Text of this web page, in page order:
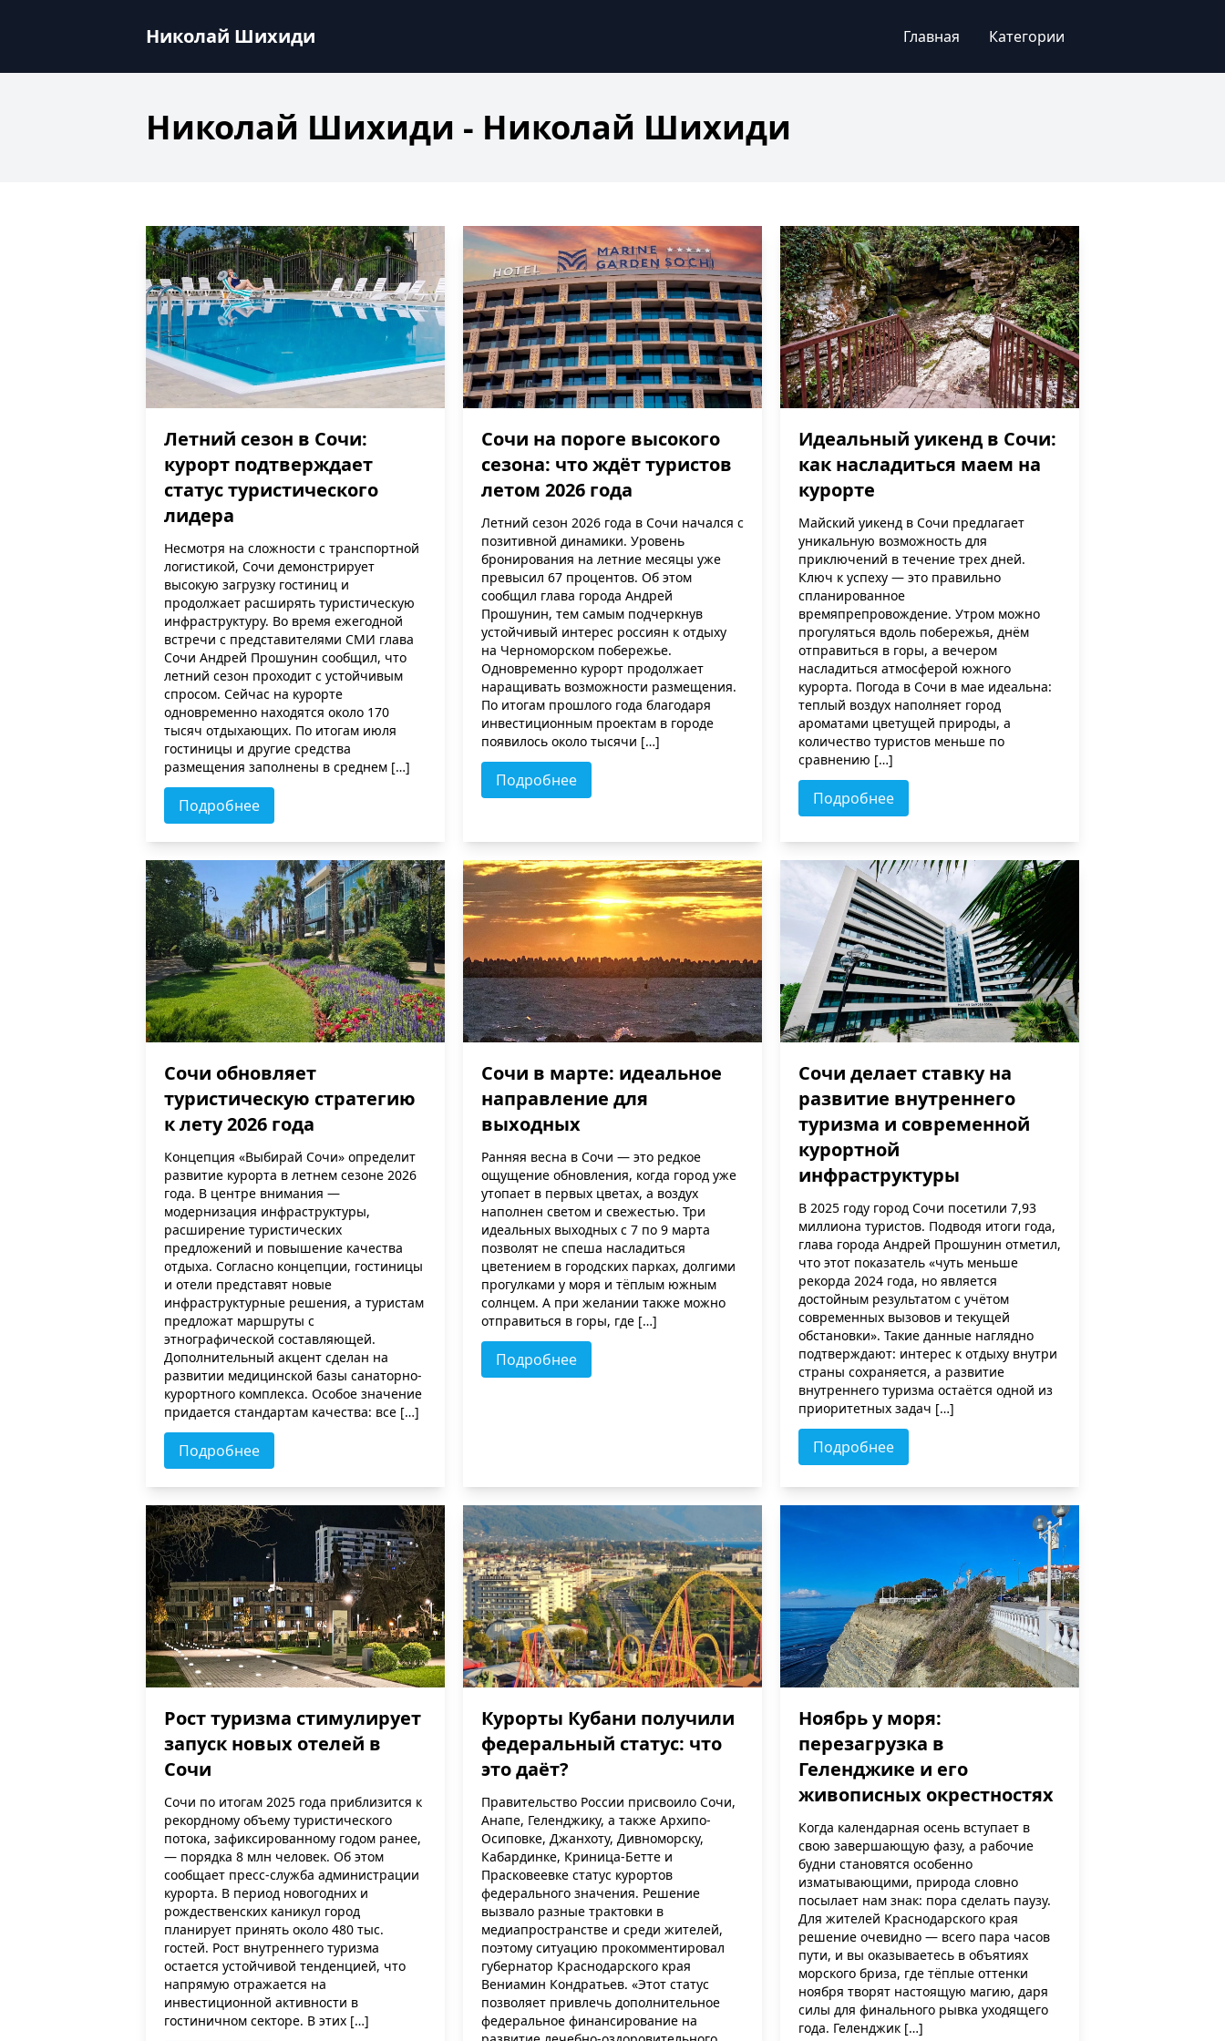
Николай Шихиди Главная Категории
Николай Шихиди - Николай Шихиди
Летний сезон в Сочи:
курорт подтверждает
статус туристического
лидера
Несмотря на сложности с транспортной
логистикой, Сочи демонстрирует
высокую загрузку гостиниц и
продолжает расширять туристическую
инфраструктуру. Во время ежегодной
встречи с представителями СМИ глава
Сочи Андрей Прошунин сообщил, что
летний сезон проходит с устойчивым
спросом. Сейчас на курорте
одновременно находятся около 170
тысяч отдыхающих. По итогам июля
гостиницы и другие средства
размещения заполнены в среднем […]
Подробнее
Сочи на пороге высокого
сезона: что ждёт туристов
летом 2026 года
Летний сезон 2026 года в Сочи начался с
позитивной динамики. Уровень
бронирования на летние месяцы уже
превысил 67 процентов. Об этом
сообщил глава города Андрей
Прошунин, тем самым подчеркнув
устойчивый интерес россиян к отдыху
на Черноморском побережье.
Одновременно курорт продолжает
наращивать возможности размещения.
По итогам прошлого года благодаря
инвестиционным проектам в городе
появилось около тысячи […]
Подробнее
Идеальный уикенд в Сочи:
как насладиться маем на
курорте
Майский уикенд в Сочи предлагает
уникальную возможность для
приключений в течение трех дней.
Ключ к успеху — это правильно
спланированное
времяпрепровождение. Утром можно
прогуляться вдоль побережья, днём
отправиться в горы, а вечером
насладиться атмосферой южного
курорта. Погода в Сочи в мае идеальна:
теплый воздух наполняет город
ароматами цветущей природы, а
количество туристов меньше по
сравнению […]
Подробнее
Сочи обновляет
туристическую стратегию
к лету 2026 года
Концепция «Выбирай Сочи» определит
развитие курорта в летнем сезоне 2026
года. В центре внимания —
модернизация инфраструктуры,
расширение туристических
предложений и повышение качества
отдыха. Согласно концепции, гостиницы
и отели представят новые
инфраструктурные решения, а туристам
предложат маршруты с
этнографической составляющей.
Дополнительный акцент сделан на
развитии медицинской базы санаторно-
курортного комплекса. Особое значение
придается стандартам качества: все […]
Подробнее
Сочи в марте: идеальное
направление для
выходных
Ранняя весна в Сочи — это редкое
ощущение обновления, когда город уже
утопает в первых цветах, а воздух
наполнен светом и свежестью. Три
идеальных выходных с 7 по 9 марта
позволят не спеша насладиться
цветением в городских парках, долгими
прогулками у моря и тёплым южным
солнцем. А при желании также можно
отправиться в горы, где […]
Подробнее
Сочи делает ставку на
развитие внутреннего
туризма и современной
курортной
инфраструктуры
В 2025 году город Сочи посетили 7,93
миллиона туристов. Подводя итоги года,
глава города Андрей Прошунин отметил,
что этот показатель «чуть меньше
рекорда 2024 года, но является
достойным результатом с учётом
современных вызовов и текущей
обстановки». Такие данные наглядно
подтверждают: интерес к отдыху внутри
страны сохраняется, а развитие
внутреннего туризма остаётся одной из
приоритетных задач […]
Подробнее
Рост туризма стимулирует
запуск новых отелей в
Сочи
Сочи по итогам 2025 года приблизится к
рекордному объему туристического
потока, зафиксированному годом ранее,
— порядка 8 млн человек. Об этом
сообщает пресс-служба администрации
курорта. В период новогодних и
рождественских каникул город
планирует принять около 480 тыс.
гостей. Рост внутреннего туризма
остается устойчивой тенденцией, что
напрямую отражается на
инвестиционной активности в
гостиничном секторе. В этих […]
Курорты Кубани получили
федеральный статус: что
это даёт?
Правительство России присвоило Сочи,
Анапе, Геленджику, а также Архипо-
Осиповке, Джанхоту, Дивноморску,
Кабардинке, Криница-Бетте и
Прасковеевке статус курортов
федерального значения. Решение
вызвало разные трактовки в
медиапространстве и среди жителей,
поэтому ситуацию прокомментировал
губернатор Краснодарского края
Вениамин Кондратьев. «Этот статус
позволяет привлечь дополнительное
федеральное финансирование на
Ноябрь у моря:
перезагрузка в
Геленджике и его
живописных окрестностях
Когда календарная осень вступает в
свою завершающую фазу, а рабочие
будни становятся особенно
изматывающими, природа словно
посылает нам знак: пора сделать паузу.
Для жителей Краснодарского края
решение очевидно — всего пара часов
пути, и вы оказываетесь в объятиях
морского бриза, где тёплые оттенки
ноября творят настоящую магию, даря
силы для финального рывка уходящего
года. Геленджик […]